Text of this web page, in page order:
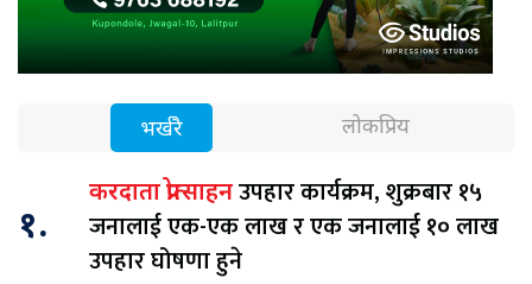
भर्खरै लोकप्रिय
१.
करदाता प्रोत्साहनउपहार कार्यक्रम, शुक्रबार १५
जनालाई एक-एक लाख र एक जनालाई १० लाख
उपहार घोषणा हुने